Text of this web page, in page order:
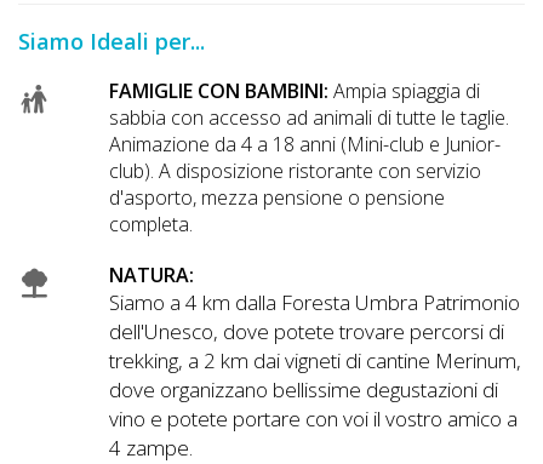
Siamo Ideali per...
FAMIGLIE CON BAMBINI: Ampia spiaggia di
sabbia con accesso ad animali di tutte le taglie.
Animazione da 4 a 18 anni (Mini-club e Junior-
club). A disposizione ristorante con servizio
d'asporto, mezza pensione o pensione
completa.
NATURA:
Siamo a 4 km dalla Foresta Umbra Patrimonio
dell'Unesco, dove potete trovare percorsi di
trekking, a 2 km dai vigneti di cantine Merinum,
dove organizzano bellissime degustazioni di
vino e potete portare con voi il vostro amico a
4 zampe.